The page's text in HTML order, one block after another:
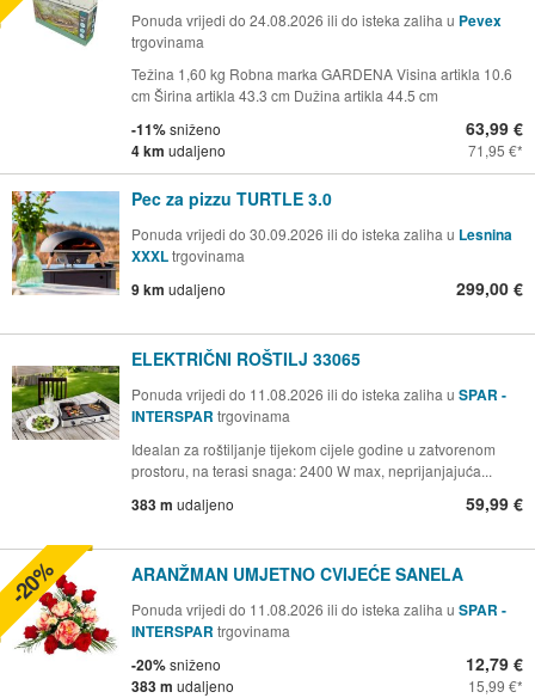
Ponuda vrijedi do 24.08.2026 ili do isteka zaliha u Pevex
trgovinama
Težina 1,60 kg Robna marka GARDENA Visina artikla 10.6
cm Širina artikla 43.3 cm Dužina artikla 44.5 cm
-11%sniženo
4 km udaljeno
63,99 €
71,95 €
Pec za pizzu TURTLE 3.0
Ponuda vrijedi do 30.09.2026 ili do isteka zaliha u Lesnina
XXXLtrgovinama
9 km udaljeno 299,00 €
ELEKTRIČNI ROŠTILJ 33065
Ponuda vrijedi do 11.08.2026 ili do isteka zaliha u SPAR -
INTERSPAR trgovinama
Idealan za roštiljanje tijekom cijele godine u zatvorenom
prostoru, na terasi snaga: 2400 W max, neprijanjajuća...
383 m udaljeno 59,99 €
ARANŽMAN UMJETNO CVIJEĆE SANELA
Ponuda vrijedi do 11.08.2026 ili do isteka zaliha u SPAR -
INTERSPAR trgovinama
-20%sniženo
383 m udaljeno
12,79 €
15,99 €
-20%